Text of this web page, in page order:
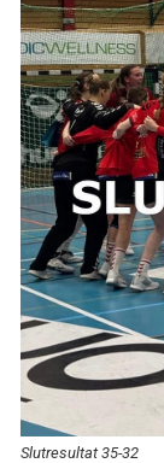
Slutresultat 35-32